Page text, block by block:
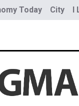
Today City I